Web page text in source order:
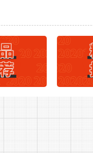
职消防员工资待遇相关
期间实行24小时值班
工作期间的食宿、被装